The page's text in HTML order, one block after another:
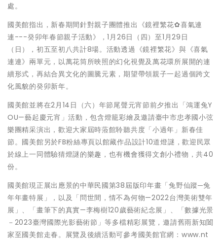
處。
國美館指出，新春期間針對親子團體推出《鏡裡繁花✿喜氣連
連---癸卯年春節親子活動》，1月26日（四）至1月29日
（日），初五至初八共計8場。活動透過《鏡裡繁花》與《喜氣
連連》兩單元，以萬花筒所映照的幻化視覺及萬花環所展開的連
續形式，再結合異文化的圖騰元素，期望帶領親子一起過個跨文
化風貌的癸卯新年。
國美館並將在2月14日（六）年節尾聲元宵節前夕推出「鴻運兔Y
OU—藝起慶元宵」活動，包含燈籠彩繪及邀請臺中市忠孝國小弦
樂團精采演出，歡迎大家屆時蒞館聆聽共度「小過年」新春佳
節。國美館另於FB粉絲專頁以館藏作品設計10道燈謎，歡迎民眾
於線上一同體驗猜燈謎的樂趣，也有機會獲得文創小禮物，共40
份。
國美館現正展出應景的中華民國第38屆版印年畫「兔野仙蹤─兔
年年畫特展」，以及「問世間，情不為何物—2022台灣美術雙年
展」、「畫筆下的真實—李梅樹120歲藝術紀念展」、「數據光景
－2023臺灣國際光影藝術節」等多檔精彩展覽，邀請舊雨新知闔
家至國美館走春。展覽及後續活動可參考國美館官網：www.nt